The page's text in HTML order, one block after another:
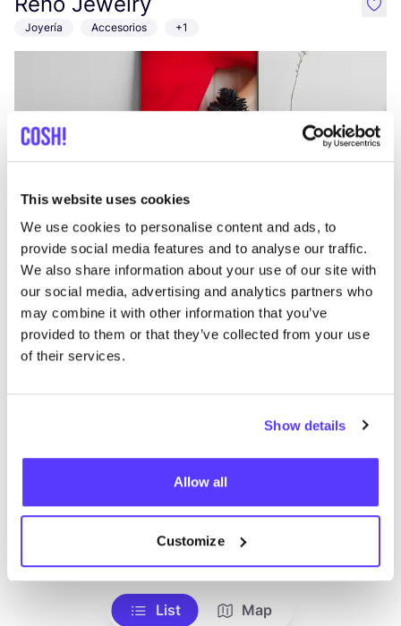
This website uses cookies
We use cookies to personalise content and ads, to
provide social media features and to analyse our traffic.
We also share information about your use of our site with
our social media, advertising and analytics partners who
may combine it with other information that you’ve
provided to them or that they’ve collected from your use
of their services.
Show details
Allow all
Customize
Joyería Accesorios +1
Añade a la ruta Visita sitio web
like
Ateliê TRANSmoras
Avenida Santa Isabel 1125,
Ropa Zero Waste +1
Visita sitio web
List Map